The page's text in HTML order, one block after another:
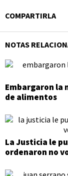
COMPARTIRLA
NOTAS
Embargaron la
de alimentos
La Justicia le
ordenaron no